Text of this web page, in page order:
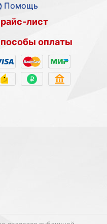
Помощь
лист
оплаты